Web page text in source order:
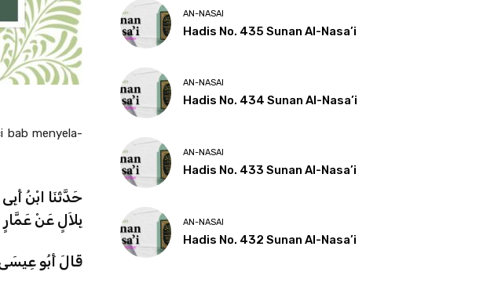
bab menyela-
حَدَّثَنَا ابْنُ
بِلاَلٍ عَنْ
قَالَ أَبُو
AN-NASAI
Hadis No. 435 Sunan Al-Nasa’i
AN-NASAI
Hadis No. 434 Sunan Al-Nasa’i
AN-NASAI
Hadis No. 433 Sunan Al-Nasa’i
AN-NASAI
Hadis No. 432 Sunan Al-Nasa’i